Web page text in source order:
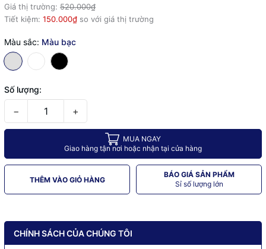
Giá thị trường: 520.000₫
Tiết kiệm: 150.000₫ so với giá thị trường
Màu sắc: Màu bạc
Số lượng:
− +
MUA NGAY
Giao hàng tận nơi hoặc nhận tại cửa hàng
THÊM VÀO GIỎ HÀNG
BÁO GIÁ SẢN PHẨM
Sỉ số lượng lớn
CHÍNH SÁCH CỦA CHÚNG TÔI